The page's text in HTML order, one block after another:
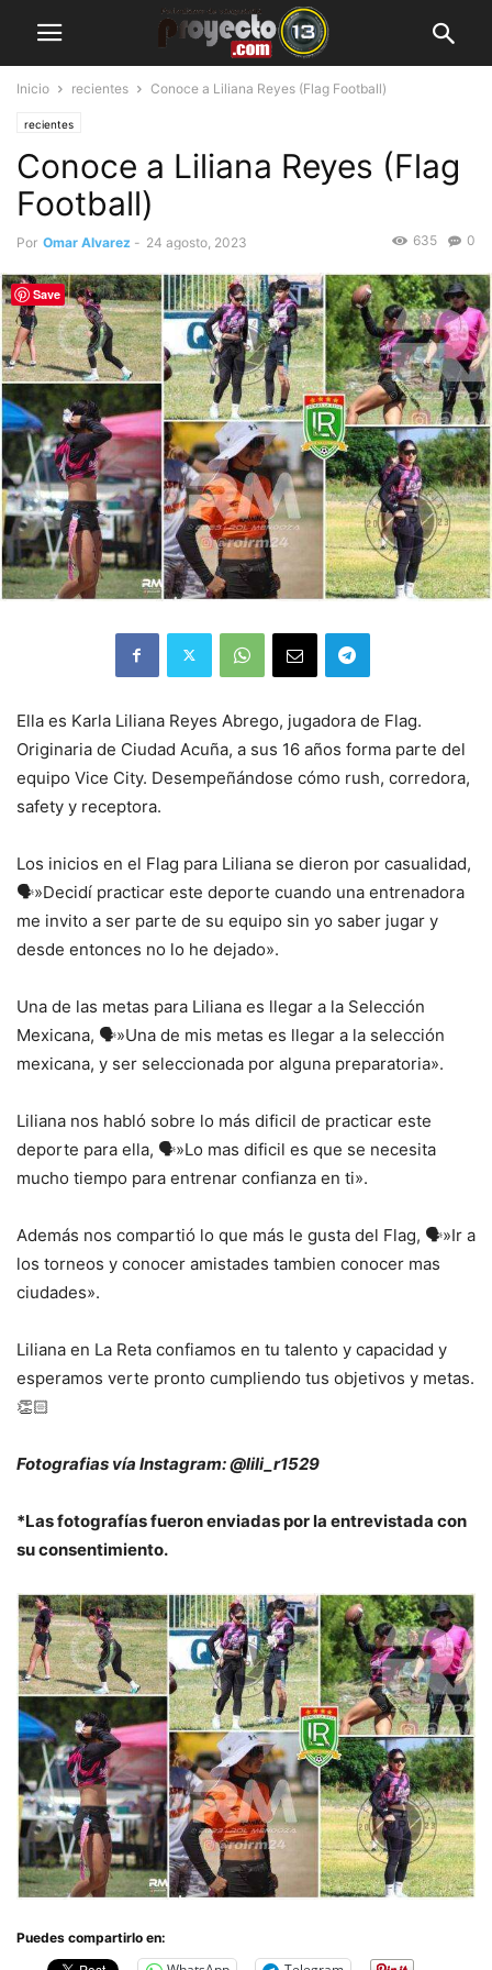
Inicio recientes Conoce a Liliana Reyes (Flag Football)
recientes
Conoce a Liliana Reyes (Flag
Football)
Por Omar Alvarez - 24 agosto, 2023 0
635
Ella es Karla Liliana Reyes Abrego, jugadora de Flag.
Originaria de Ciudad Acuña, a sus 16 años forma parte del
equipo Vice City. Desempeñándose cómo rush, corredora,
safety y receptora.
Los inicios en el Flag para Liliana se dieron por casualidad,
🗣️»Decidí practicar este deporte cuando una entrenadora
me invito a ser parte de su equipo sin yo saber jugar y
desde entonces no lo he dejado».
Una de las metas para Liliana es llegar a la Selección
Mexicana, 🗣️»Una de mis metas es llegar a la selección
mexicana, y ser seleccionada por alguna preparatoria».
Liliana nos habló sobre lo más dificil de practicar este
deporte para ella, 🗣️»Lo mas dificil es que se necesita
mucho tiempo para entrenar confianza en ti».
Además nos compartió lo que más le gusta del Flag, 🗣️»Ir a
los torneos y conocer amistades tambien conocer mas
ciudades».
Liliana en La Reta confiamos en tu talento y capacidad y
esperamos verte pronto cumpliendo tus objetivos y metas.
👏🏻
Fotografias vía Instagram: @lili_r1529
*Las fotografías fueron enviadas por la entrevistada con
su consentimiento.
Puedes compartirlo en:
Save